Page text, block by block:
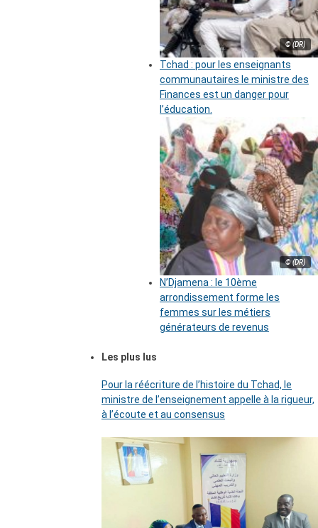
© (DR)
Tchad : pour les enseignants
communautaires le ministre des
Finances est un danger pour
l’éducation.
© (DR)
N’Djamena : le 10ème
arrondissement forme les
femmes sur les métiers
générateurs de revenus
Les plus lus
Pour la réécriture de l’histoire du Tchad, le
ministre de l’enseignement appelle à la rigueur,
à l’écoute et au consensus